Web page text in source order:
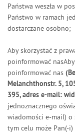
Państwa weszła w
Państwo w ramach
dostarczane osobno;
Aby skorzystać z
poinformować
poinformować nas
Melanchthonstr. 5,
395, adres e-mail:
jednoznacznego
wiadomości e-mail) o
tym celu może Pan(-